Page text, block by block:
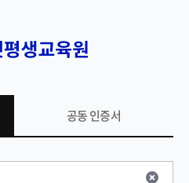
공동 인증서